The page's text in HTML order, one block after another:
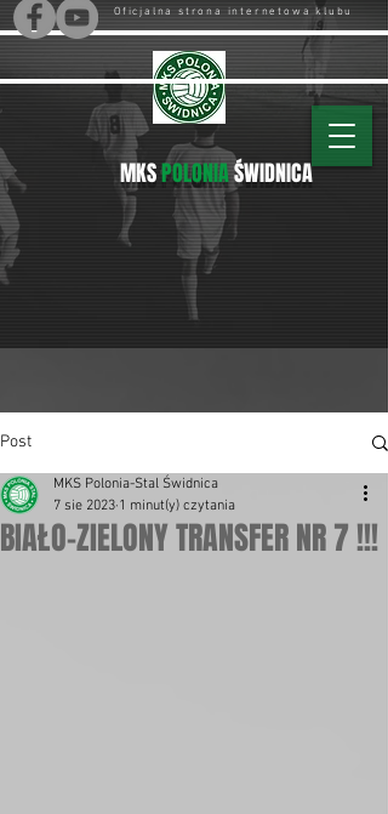
Oficjalna strona internetowa klubu
MKSPOLONIAŚWIDNICA
Post
BIAŁO-ZIELONY TRANSFER NR 7 !!!
MKS Polonia-Stal Świdnica
7 sie 2023 1 minut(y) czytania